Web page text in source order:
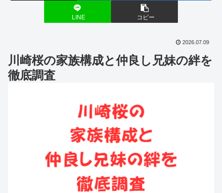
LINE コピー
2026.07.09
川崎桜の家族構成と仲良し兄妹の絆を
徹底調査